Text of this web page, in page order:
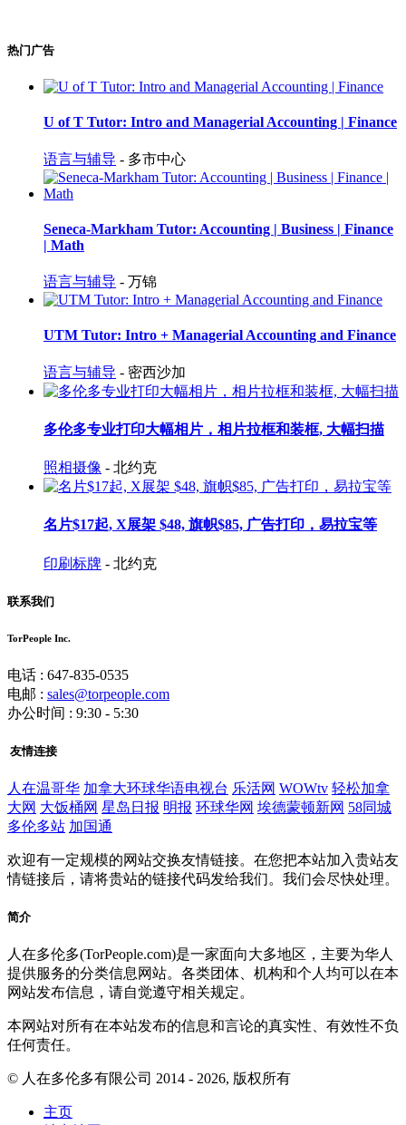
热门广告
U of T Tutor: Intro and Managerial Accounting | Finance
语言与辅导 - 多市中心
Seneca-Markham Tutor: Accounting | Business | Finance
| Math
语言与辅导 - 万锦
UTM Tutor: Intro + Managerial Accounting and Finance
语言与辅导 - 密西沙加
多伦多专业打印大幅相片，相片拉框和装框, 大幅扫描
照相摄像 - 北约克
名片$17起, X展架 $48, 旗帜$85, 广告打印，易拉宝等
印刷标牌 - 北约克
联系我们
TorPeople Inc.
电话 : 647-835-0535
电邮 : sales@torpeople.com
办公时间 : 9:30 - 5:30
友情连接
人在温哥华 加拿大环球华语电视台 乐活网 WOWtv 轻松加拿
大网 大饭桶网 星岛日报 明报 环球华网 埃德蒙顿新网 58同城
多伦多站 加国通
欢迎有一定规模的网站交换友情链接。在您把本站加入贵站友
情链接后，请将贵站的链接代码发给我们。我们会尽快处理。
简介
人在多伦多(TorPeople.com)是一家面向大多地区，主要为华人
提供服务的分类信息网站。各类团体、机构和个人均可以在本
网站发布信息，请自觉遵守相关规定。
本网站对所有在本站发布的信息和言论的真实性、有效性不负
任何责任。
© 人在多伦多有限公司 2014 - 2026, 版权所有
主页